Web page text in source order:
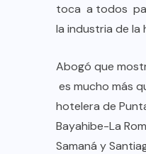
toca a todos
la industria de la
Abogó que
es mucho más
hotelera de
Bayahibe-La
Samaná y